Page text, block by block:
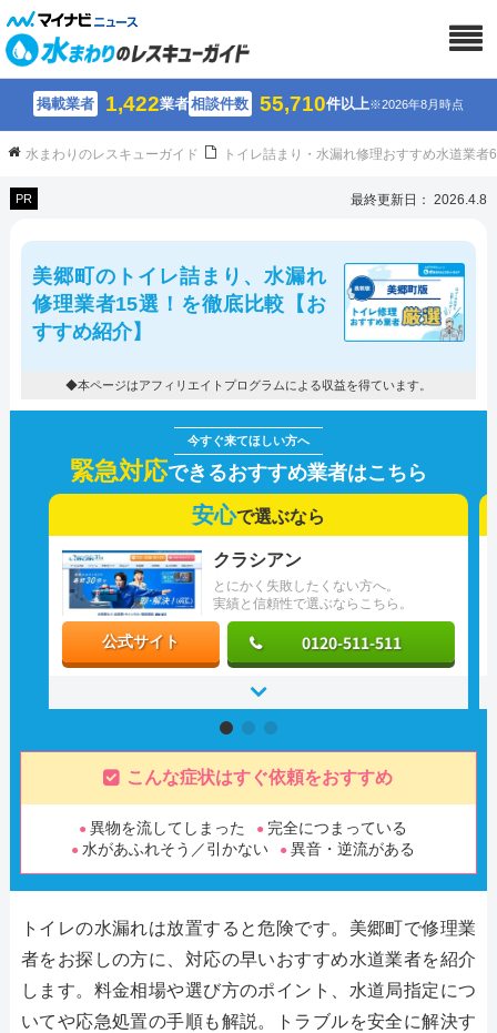
掲載業者 1,422業者相談件数 55,710件以上※2026年8月時点
水まわりのレスキューガイド トイレ詰まり・水漏れ修理おすすめ水道業
PR 最終更新日： 2026.4.8
美郷町のトイレ詰まり、水漏れ
修理業者15選！を徹底比較【お
すすめ紹介】
◆本ページはアフィリエイトプログラムによる収益を得ています。
緊急対応できるおすすめ業者はこちら
安心で選ぶなら
とにかく失敗したくない方へ。
実績と信頼性で選ぶならこちら。
クラシアン
公式サイト 0120-511-511
こんな症状はすぐ依頼をおすすめ
異物を流してしまった
完全につまっている
水があふれそう／引かない
異音・逆流がある
トイレの水漏れは放置すると危険です。美郷町で修理業
者をお探しの方に、対応の早いおすすめ水道業者を紹介
します。料金相場や選び方のポイント、水道局指定につ
いてや応急処置の手順も解説。トラブルを安全に解決す